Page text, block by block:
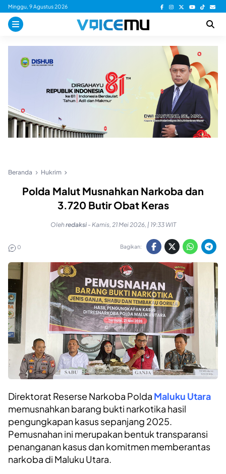
Skip
content
Minggu, 9 Agustus 2026
Beranda Hukrim
Polda Malut Musnahkan Narkoba dan
3.720 Butir Obat Keras
Olehredaksi - Kamis, 21 Mei 2026, | 19:33 WIT
0 Bagikan:
Direktorat Reserse Narkoba Polda Maluku Utara
memusnahkan barang bukti narkotika hasil
pengungkapan kasus sepanjang 2025.
Pemusnahan ini merupakan bentuk transparansi
penanganan kasus dan komitmen memberantas
narkoba di Maluku Utara.